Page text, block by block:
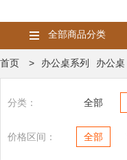
全部商品分类
首页 > 办公桌系列 办公桌
分类： 全部
价格区间： 全部